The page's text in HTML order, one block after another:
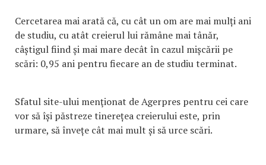
Cercetarea mai arată că, cu cât un om are mai mulți ani
de studiu, cu atât creierul lui rămâne mai tânăr,
câștigul fiind și mai mare decât în cazul mișcării pe
scări: 0,95 ani pentru fiecare an de studiu terminat.
Sfatul site-ului menţionat de Agerpres pentru cei care
vor să își păstreze tinerețea creierului este, prin
urmare, să învețe cât mai mult și să urce scări.